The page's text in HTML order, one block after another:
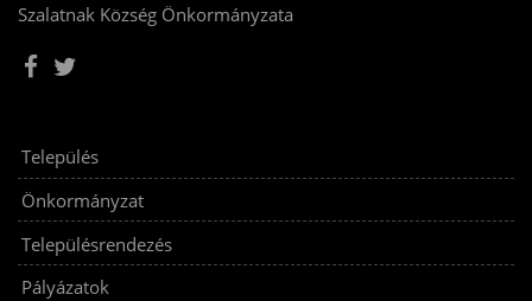
Szalatnak Község Önkormányzata
Település
Önkormányzat
Településrendezés
Pályázatok